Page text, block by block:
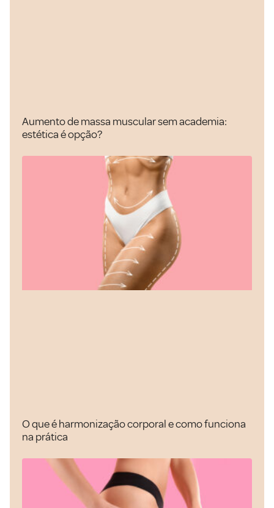
Aumento de massa muscular sem academia:
estética é opção?
O que é harmonização corporal e como funciona
na prática